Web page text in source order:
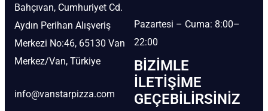
Bahçıvan, Cumhuriyet Cd.
Aydın Perihan Alışveriş
Merkezi No:46, 65130 Van
Merkez/Van, Türkiye
info@vanstarpizza.com
Pazartesi – Cuma: 8:00–
22:00
BIZIMLE
İLETIŞIME
GEÇEBILIRSINIZ